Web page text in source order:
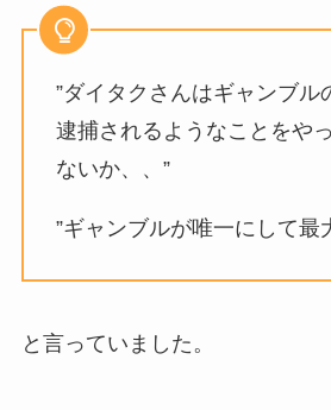
”ダイタクさんはギャンブル
逮捕されるようなことをや
ないか、、”
”ギャンブルが唯一にして最
と言っていました。